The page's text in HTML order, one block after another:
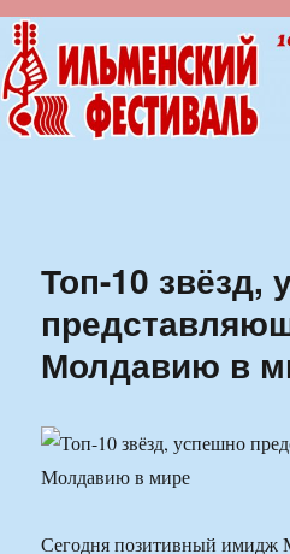
Ильменский
Топ-10 звёзд,
Молдавию в
Сегодня позитивный имидж